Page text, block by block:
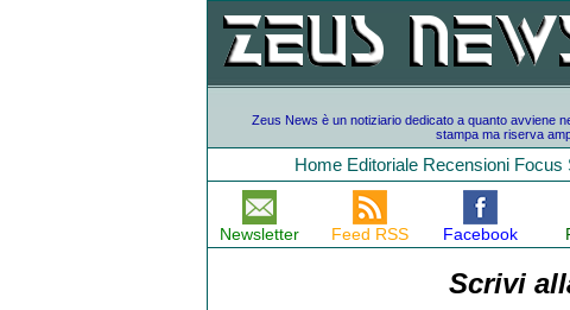
Zeus News è un notiziario dedicato a quanto avviene
stampa ma riserva
Home Editoriale Recensioni Focus
Newsletter Feed RSS Facebook
Scrivi